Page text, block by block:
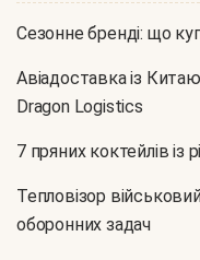
Сезонне бренді: що
Авіадоставка із
Dragon Logistics
7 пряних коктейлів із
Тепловізор
оборонних задач